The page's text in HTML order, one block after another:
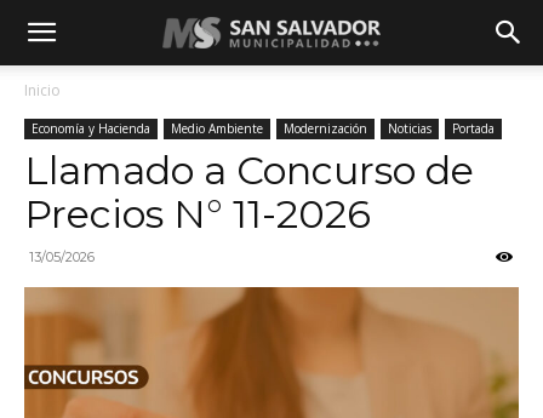
Inicio
Economía y Hacienda Medio Ambiente Modernización Noticias Portada
Llamado a Concurso de
Precios N° 11-2026
13/05/2026